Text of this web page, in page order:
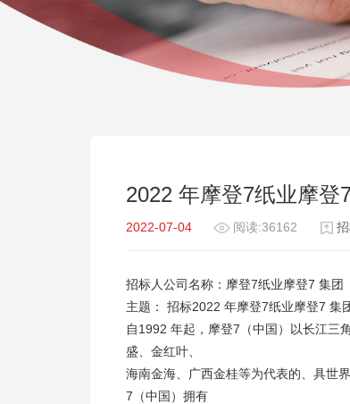
2022 年摩登7纸业摩
2022-07-04 阅读:36162
招标人公司名称：摩登7纸业摩登7 集团
主题： 招标2022 年摩登7纸业摩登7 集
自1992 年起，摩登7（中国）以长江三
盛、金红叶、
海南金海、广西金桂等为代表的、具世
7（中国）拥有